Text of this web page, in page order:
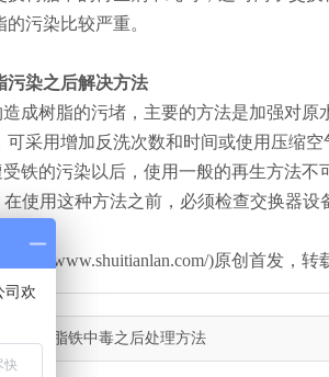
污染比较严重。
污染之后解决方法
成树脂的污堵，主要的方法是加强对
可采用增加反洗次数和时间或使用压缩空
铁的污染以后，使用一般的再生方法
在使用这种方法之前，必须检查交换器设
(http://www.shuitianlan.com/)原创首发
交换树脂铁中毒之后处理方法
司欢